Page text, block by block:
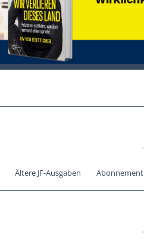
Ältere JF-Ausgaben Abonnement